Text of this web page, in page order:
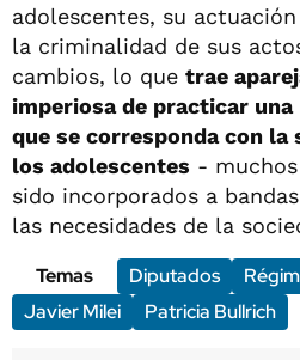
adolescentes, su
la criminalidad de sus
cambios, lo que trae
imperiosa de practicar
que se corresponda con la
los adolescentes -
sido incorporados a
las necesidades de la
Temas
Diputados
Javier Milei
Patricia Bullrich